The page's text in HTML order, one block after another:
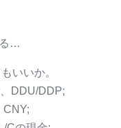
…
いいか。
DDU/DDP;
CNY;